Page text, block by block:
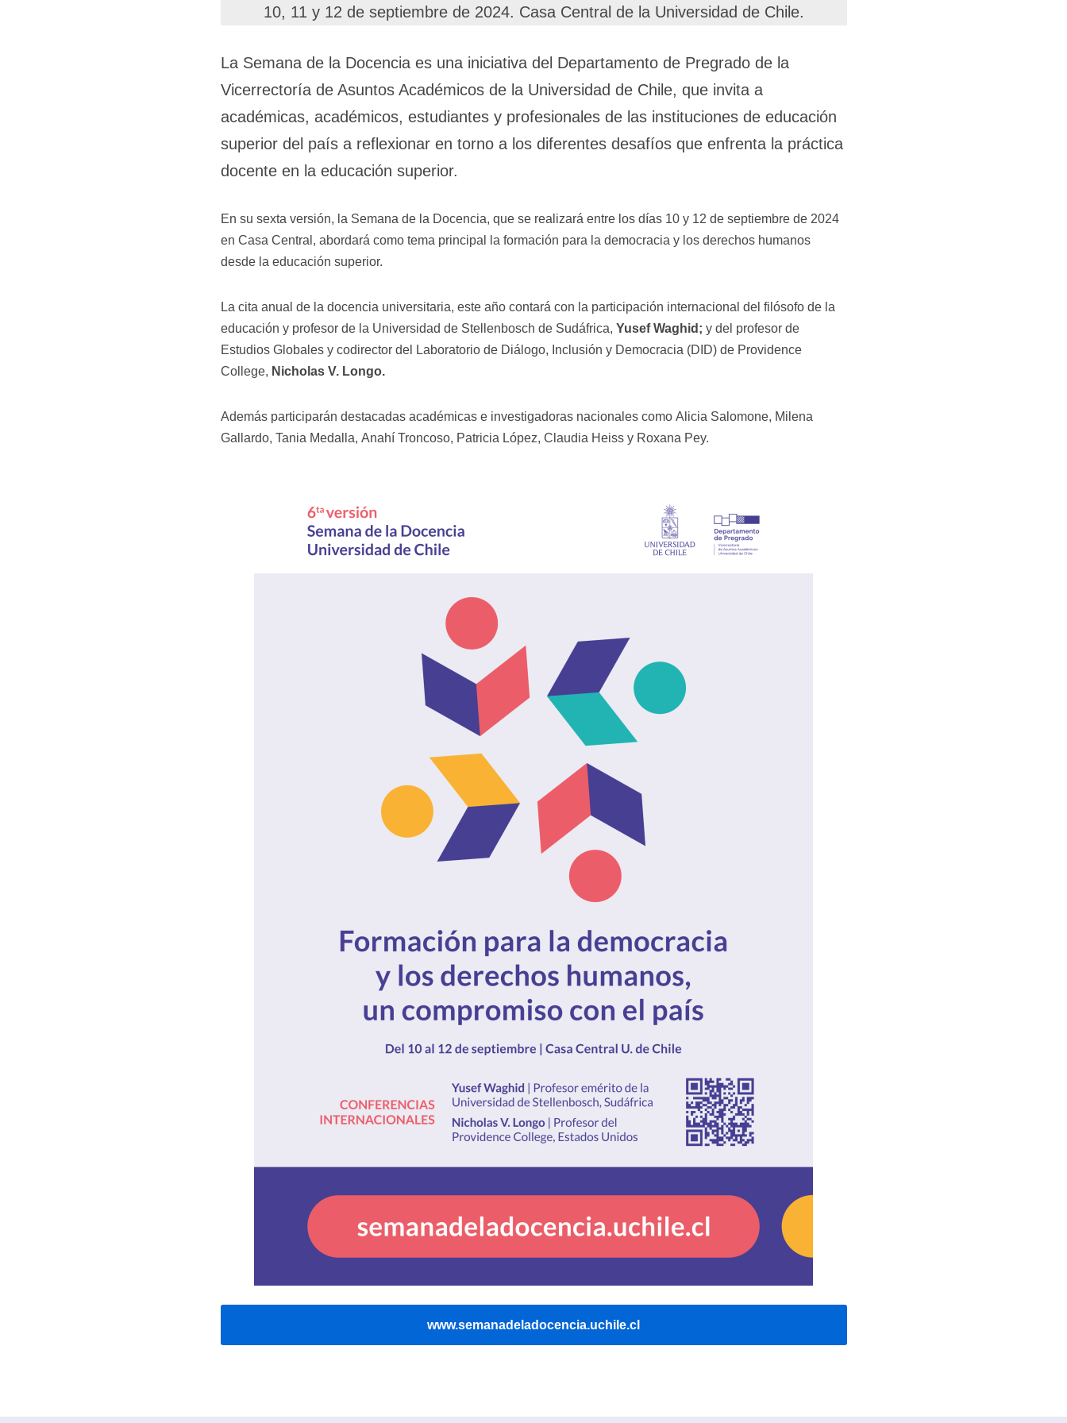
10, 11 y 12 de septiembre de 2024. Casa Central de la Universidad de Chile.
La Semana de la Docencia es una iniciativa del Departamento de Pregrado de la
Vicerrectoría de Asuntos Académicos de la Universidad de Chile, que invita a
académicas, académicos, estudiantes y profesionales de las instituciones de educación
superior del país a reflexionar en torno a los diferentes desafíos que enfrenta la práctica
docente en la educación superior.
En su sexta versión, la Semana de la Docencia, que se realizará entre los días 10 y 12 de septiembre de 2024
en Casa Central, abordará como tema principal la formación para la democracia y los derechos humanos
desde la educación superior.
La cita anual de la docencia universitaria, este año contará con la participación internacional del filósofo de la
educación y profesor de la Universidad de Stellenbosch de Sudáfrica, Yusef Waghid; y del profesor de
Estudios Globales y codirector del Laboratorio de Diálogo, Inclusión y Democracia (DID) de Providence
College, Nicholas V. Longo.
Además participarán destacadas académicas e investigadoras nacionales como Alicia Salomone, Milena
Gallardo, Tania Medalla, Anahí Troncoso, Patricia López, Claudia Heiss y Roxana Pey.
www.semanadeladocencia.uchile.cl